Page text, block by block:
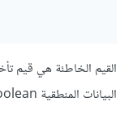
القيم الخاطئة هي قيم
البيانات المنطقية Boolean. توجد ست قيم خاطئة في جافاسكريبت: